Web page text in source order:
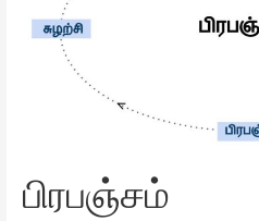
பிரபஞ்சம்